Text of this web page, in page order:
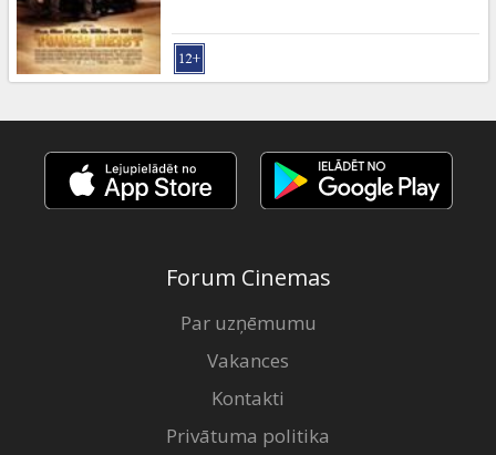
Forum Cinemas
Par uzņēmumu
Vakances
Kontakti
Privātuma politika